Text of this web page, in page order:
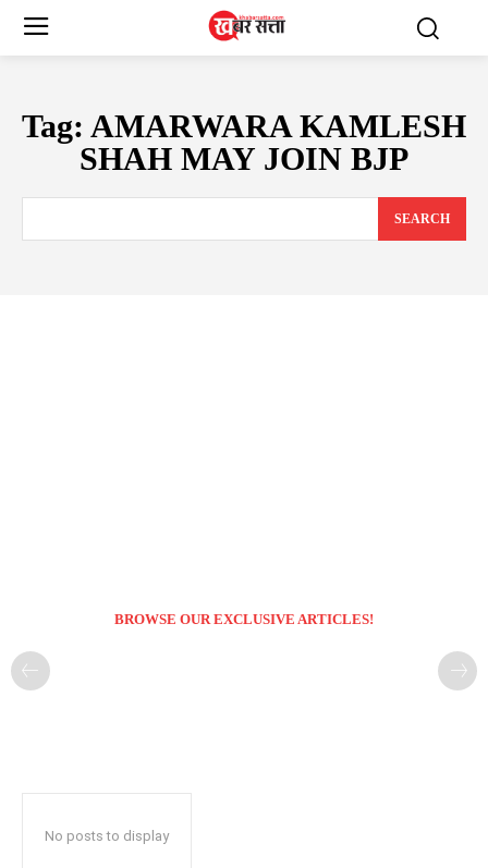
Tag: AMARWARA KAMLESH
SHAH MAY JOIN BJP
SEARCH
BROWSE OUR EXCLUSIVE ARTICLES!
No posts to display